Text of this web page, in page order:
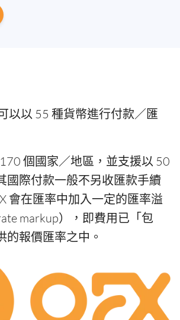
以以 55 種貨幣進行付款／匯
個國家／地區，並支援以 50
國際付款一般不另收匯款手續
會在匯率中加入一定的匯率溢
markup），即費用已「包
的報價匯率之中。